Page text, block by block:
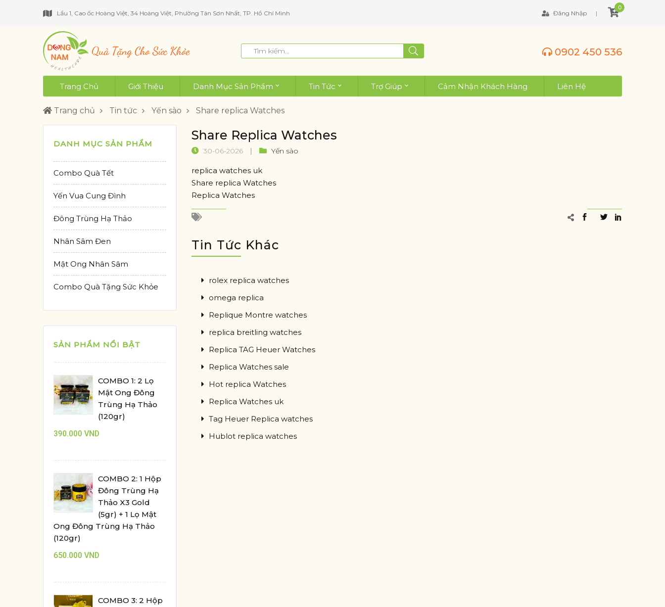
Lầu 1, Cao ốc Hoàng Việt, 34 Hoàng Việt, Phường Tân Sơn Nhất, TP. Hồ Chí Minh Đăng Nhập
0
0902 450 536
Trang Chủ Giới Thiệu Danh Mục Sản Phẩm Tin Tức Trợ Giúp Cảm Nhận Khách Hàng Liên Hệ
Trang chủ Tin tức Yến sào Share replica Watches
Share Replica Watches
30-06-2026 Yến sào
replica watches uk
Share replica Watches
Replica Watches
Tin Tức Khác
rolex replica watches
omega replica
Replique Montre watches
replica breitling watches
Replica TAG Heuer Watches
Replica Watches sale
Hot replica Watches
Replica Watches uk
Tag Heuer Replica watches
Hublot replica watches
DANH MỤC SẢN PHẨM
Combo Quà Tết
Yến Vua Cung Đình
Đông Trùng Hạ Thảo
Nhân Sâm Đen
Mật Ong Nhân Sâm
Combo Quà Tặng Sức Khỏe
SẢN PHẨM NỔI BẬT
COMBO 1: 2 Lọ
Mật Ong Đông
Trùng Hạ Thảo
(120gr)
390.000 VND
COMBO 2: 1 Hộp
Đông Trùng Hạ
Thảo X3 Gold
(5gr) + 1 Lọ Mật
Ong Đông Trùng Hạ Thảo
(120gr)
650.000 VND
COMBO 3: 2 Hộp